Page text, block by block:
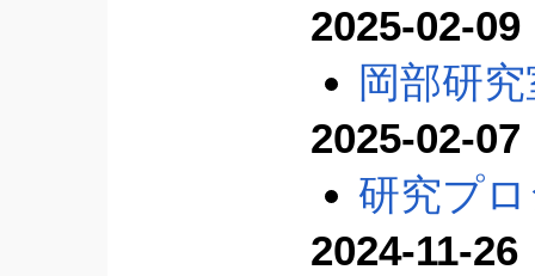
2025-02-09
岡部研
2025-02-07
研究プ
2024-11-26